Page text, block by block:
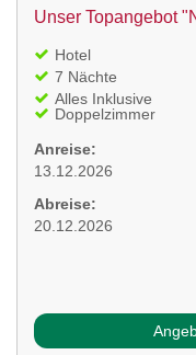
Unser Topangebot
Hotel
7 Nächte
Alles Inklusive
Doppelzimmer
Anreise:
13.12.2026
Abreise:
20.12.2026